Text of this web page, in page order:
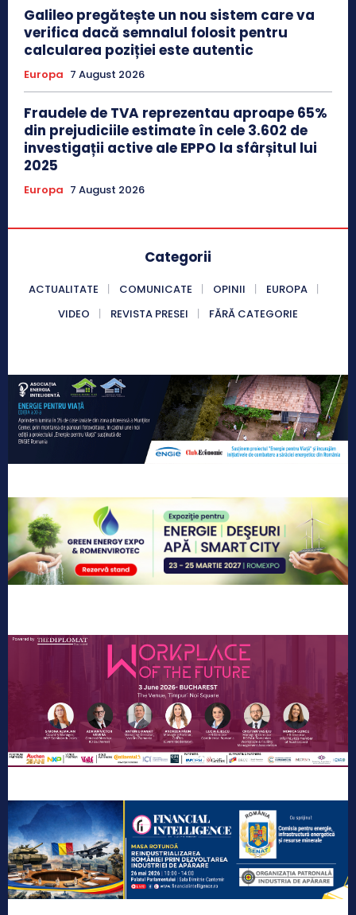
Galileo pregătește un nou sistem care va
verifica dacă semnalul folosit pentru
calcularea poziției este autentic
Europa 7 August 2026
Fraudele de TVA reprezentau aproape 65%
din prejudiciile estimate în cele 3.602 de
investigații active ale EPPO la sfârșitul lui
2025
Europa 7 August 2026
Categorii
ACTUALITATE COMUNICATE OPINII
EUROPA
VIDEO
REVISTA PRESEI FĂRĂ CATEGORIE